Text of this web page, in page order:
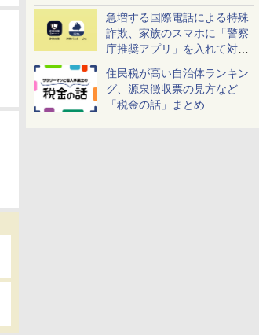
急増する国際電話による特殊
詐欺、家族のスマホに「警察
庁推奨アプリ」を入れて対策
しよう！
住民税が高い自治体ランキン
グ、源泉徴収票の見方など
「税金の話」まとめ